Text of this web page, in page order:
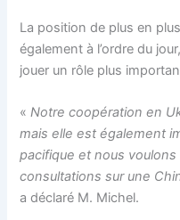
La position de plus en
également à l’ordre du
jouer un rôle plus
«Notre coopération en
mais elle est également
pacifique et nous
consultations sur une
a déclaré M. Michel.